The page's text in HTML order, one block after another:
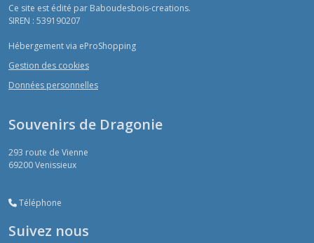
Ce site est édité par Baboudesbois-creations.
SIREN : 539190207
Hébergement via eProShopping
Gestion des cookies
Données personnelles
Souvenirs de Dragonie
293 route de Vienne
69200Venissieux
Téléphone
Suivez nous